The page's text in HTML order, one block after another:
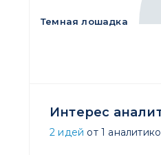
Темная лошадка
Интерес
2 идей от 1